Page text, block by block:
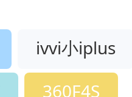
ivvi小iplus
360F4S